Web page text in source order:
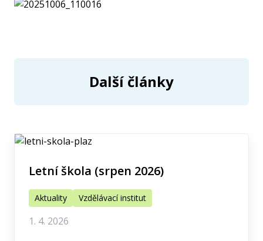
Další články
Letní škola (srpen 2026)
Aktuality Vzdělávací institut
1. 4. 2026